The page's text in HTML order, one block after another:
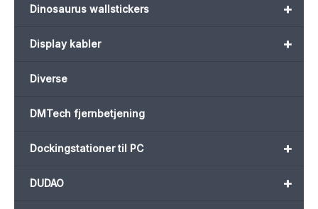
+
Dinosaurus wallstickers
+
Display kabler
Diverse
DMTech fjernbetjening
+
Dockingstationer til PC
+
DUDAO